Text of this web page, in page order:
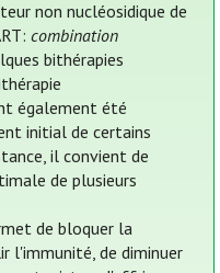
non nucléosidique de
combination
bithérapies
également été
initial de certains
il convient de
de plusieurs
de bloquer la
l'immunité, de diminuer